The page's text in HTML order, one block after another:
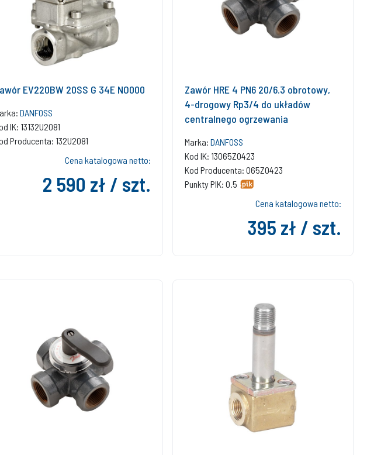
EV220BW 20SS G 34E NO000
DANFOSS
IK: 13132U2081
Producenta: 132U2081
Cena katalogowa netto:
2 590 zł / szt.
Zawór HRE 4 PN6 20/6.3 obrotowy,
4-drogowy Rp3/4 do układów
centralnego ogrzewania
Marka: DANFOSS
Kod IK: 13065Z0423
Kod Producenta: 065Z0423
Punkty PIK: 0.5
Cena katalogowa netto:
395 zł / szt.